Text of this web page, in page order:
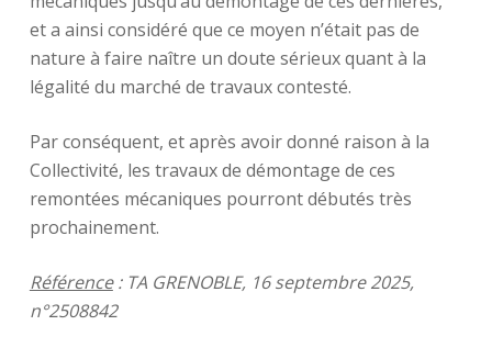
et a ainsi considéré que ce moyen n’était pas de
nature à faire naître un doute sérieux quant à la
légalité du marché de travaux contesté.
Par conséquent, et après avoir donné raison à la
Collectivité, les travaux de démontage de ces
remontées mécaniques pourront débutés très
prochainement.
Référence: TA GRENOBLE, 16 septembre 2025,
n°2508842